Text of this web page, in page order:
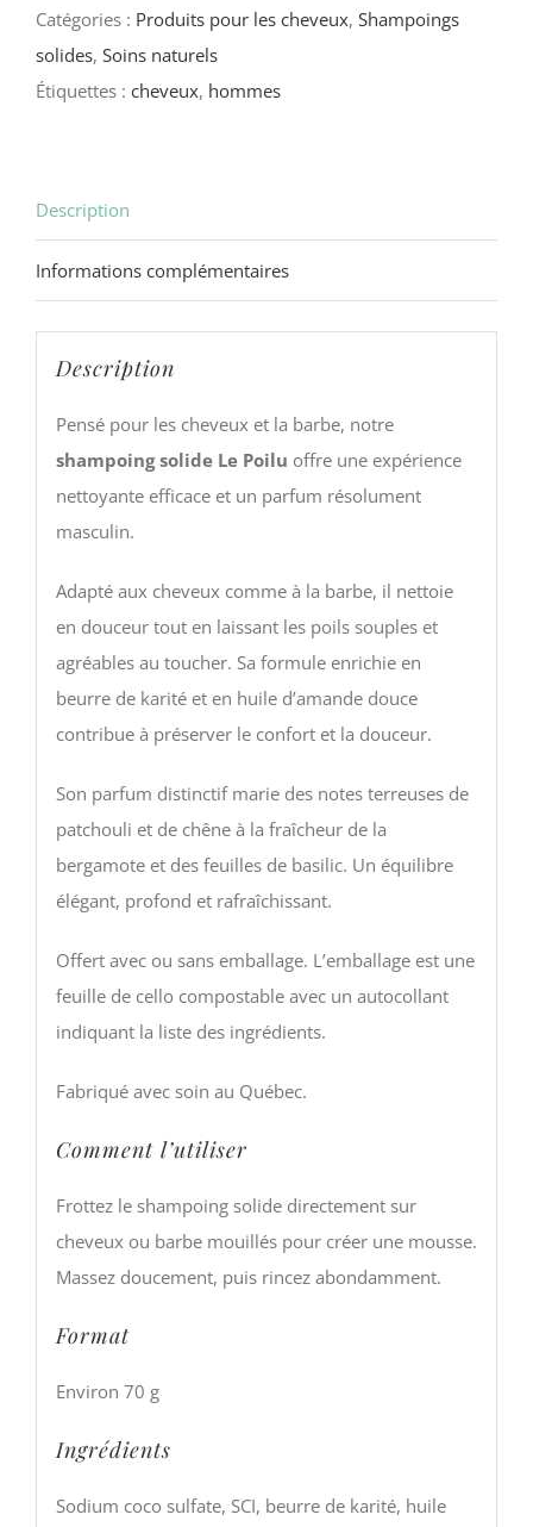
Le
Poilu
Catégories : Produits pour les cheveux, Shampoings
solides, Soins naturels
Étiquettes : cheveux, hommes
Description
Informations complémentaires
Description
Pensé pour les cheveux et la barbe, notre
shampoing solide Le Poilu offre une expérience
nettoyante efficace et un parfum résolument
masculin.
Adapté aux cheveux comme à la barbe, il nettoie
en douceur tout en laissant les poils souples et
agréables au toucher. Sa formule enrichie en
beurre de karité et en huile d’amande douce
contribue à préserver le confort et la douceur.
Son parfum distinctif marie des notes terreuses de
patchouli et de chêne à la fraîcheur de la
bergamote et des feuilles de basilic. Un équilibre
élégant, profond et rafraîchissant.
Offert avec ou sans emballage. L’emballage est une
feuille de cello compostable avec un autocollant
indiquant la liste des ingrédients.
Fabriqué avec soin au Québec.
Comment l’utiliser
Frottez le shampoing solide directement sur
cheveux ou barbe mouillés pour créer une mousse.
Massez doucement, puis rincez abondamment.
Format
Environ 70 g
Ingrédients
Sodium coco sulfate, SCI, beurre de karité, huile